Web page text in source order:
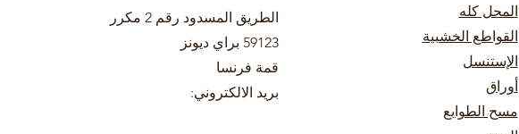
الطريق المسدود رقم 2 مكرر
59123 براي ديونز
قمة فرنسا
بريد الالكتروني:
المحل كله
القواطع الخشبية
الإستنسل
أوراق
مسح الطوابع